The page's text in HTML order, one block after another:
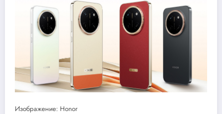
Изображение: Honor